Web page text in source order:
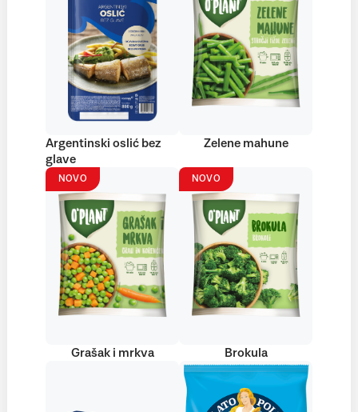
Argentinski oslić bez
glave
Zelene mahune
NOVO
Grašak i mrkva
NOVO
Brokula